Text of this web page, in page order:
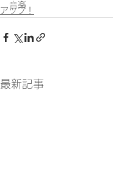
音楽
アップ！
最新記事